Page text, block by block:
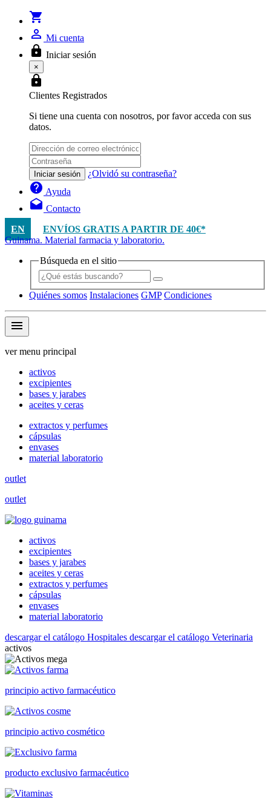
shopping_cart
person_outline Mi cuenta
lock Iniciar sesión
×
lock
Clientes Registrados
Si tiene una cuenta con nosotros, por favor acceda con sus
datos.
Iniciar sesión ¿Olvidó su contraseña?
help Ayuda
drafts Contacto
EN
ENVÍOS GRATIS A PARTIR DE 40€*
Guinama. Material farmacia y laboratorio.
Búsqueda en el sitio
Quiénes somos Instalaciones GMP Condiciones
menu
ver menu principal
activos
excipientes
bases y jarabes
aceites y ceras
extractos y perfumes
cápsulas
envases
material laboratorio
outlet
outlet
activos
excipientes
bases y jarabes
aceites y ceras
extractos y perfumes
cápsulas
envases
material laboratorio
descargar el catálogo Hospitales descargar el catálogo Veterinaria
activos
principio activo farmacéutico
principio activo cosmético
producto exclusivo farmacéutico